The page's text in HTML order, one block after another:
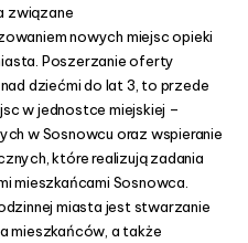
związane
nowych miejsc opieki
Poszerzanie oferty
dziećmi do lat 3, to przede
w jednostce miejskiej –
w Sosnowcu oraz wspieranie
które realizują zadania
mieszkańcami Sosnowca.
miasta jest stwarzanie
mieszkańców, a także